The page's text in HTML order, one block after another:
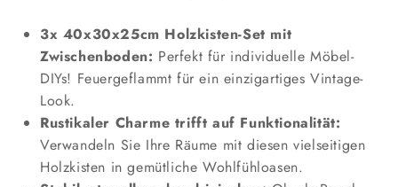
x
30
x
25
cm
3er
SET
Geflammt
Boden
x
30
x
25
3er
SET
Geflammt
Boden
3x 40x30x25cm Holzkisten-Set mit
Zwischenboden: Perfekt für individuelle Möbel-
DIYs! Feuergeflammt für ein einzigartiges Vintage-
Look.
Rustikaler Charme trifft auf Funktionalität:
Verwandeln Sie Ihre Räume mit diesen vielseitigen
Holzkisten in gemütliche Wohlfühloasen.